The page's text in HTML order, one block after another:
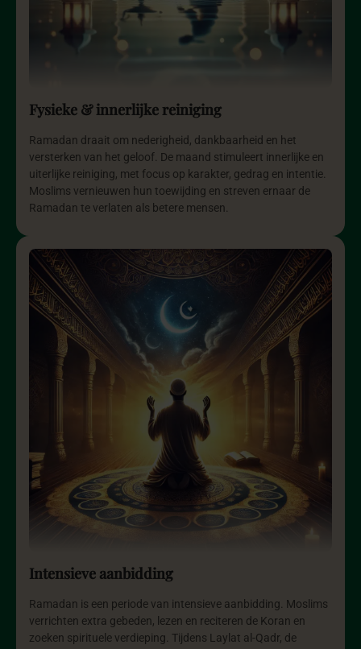
Fysieke & innerlijke reiniging
Ramadan draait om nederigheid, dankbaarheid en het
versterken van het geloof. De maand stimuleert innerlijke en
uiterlijke reiniging, met focus op karakter, gedrag en intentie.
Moslims vernieuwen hun toewijding en streven ernaar de
Ramadan te verlaten als betere mensen.
Intensieve aanbidding
Ramadan is een periode van intensieve aanbidding. Moslims
verrichten extra gebeden, lezen en reciteren de Koran en
zoeken spirituele verdieping. Tijdens Laylat al-Qadr, de